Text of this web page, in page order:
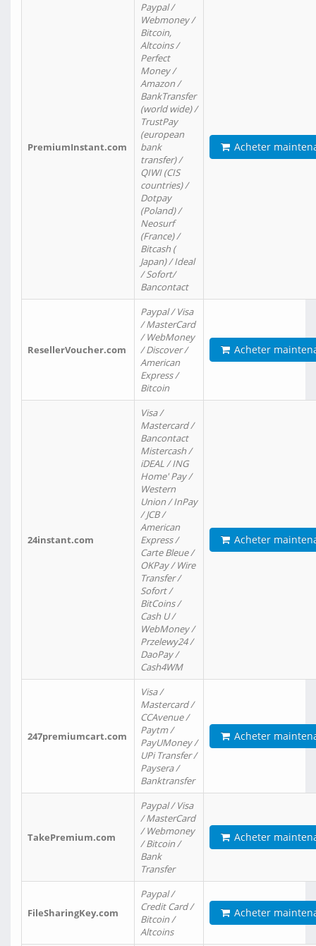
PremiumInstant.com
Paypal /
Webmoney /
Bitcoin,
Altcoins /
Perfect
Money /
Amazon /
BankTransfer
(world wide) /
TrustPay
(european
bank
transfer) /
QIWI (CIS
countries) /
Dotpay
(Poland) /
Neosurf
(France) /
Bitcash (
Japan) / Ideal
/ Sofort/
Bancontact
Acheter
ResellerVoucher.com
Paypal / Visa
/ MasterCard
/ WebMoney
/ Discover /
American
Express /
Bitcoin
Acheter
24instant.com
Visa /
Mastercard /
Bancontact
Mistercash /
iDEAL / ING
Home' Pay /
Western
Union / InPay
/ JCB /
American
Express /
Carte Bleue /
OKPay / Wire
Transfer /
Sofort /
BitCoins /
Cash U /
WebMoney /
Przelewy24 /
DaoPay /
Cash4WM
Acheter
247premiumcart.com
Visa /
Mastercard /
CCAvenue /
Paytm /
PayUMoney /
UPi Transfer /
Paysera /
Banktransfer
Acheter
TakePremium.com
Paypal / Visa
/ MasterCard
/ Webmoney
/ Bitcoin /
Bank
Transfer
Acheter
FileSharingKey.com
Paypal /
Credit Card /
Bitcoin /
Altcoins
Acheter